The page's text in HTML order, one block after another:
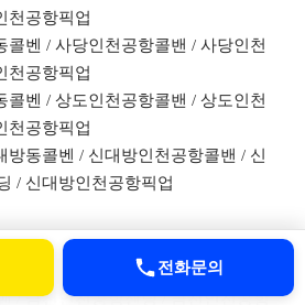
천공항픽업
콜벤 / 사당인천공항콜밴 / 사당인천
천공항픽업
콜벤 / 상도인천공항콜밴 / 상도인천
천공항픽업
방동콜벤 / 신대방인천공항콜밴 / 신
/ 신대방인천공항픽업
콜벤
/ 금천인천공항샌딩 / 금천인천공항
전화문의